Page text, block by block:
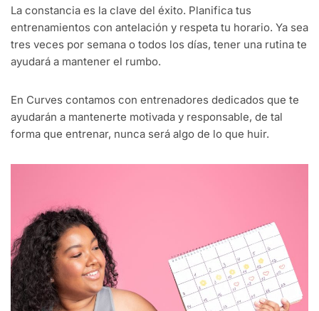
La constancia es la clave del éxito. Planifica tus
entrenamientos con antelación y respeta tu horario. Ya sea
tres veces por semana o todos los días, tener una rutina te
ayudará a mantener el rumbo.
En Curves contamos con entrenadores dedicados que te
ayudarán a mantenerte motivada y responsable, de tal
forma que entrenar, nunca será algo de lo que huir.